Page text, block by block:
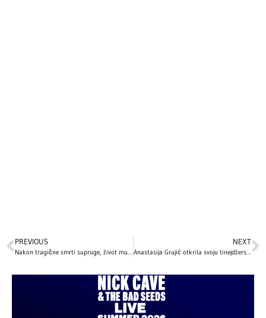
PREVIOUS
Nakon tragične smrti supruge, život mu je pružio drugu priliku: Emotivna ljubavna priča slavnog glumca slama srca, ali pruža i nadu
NEXT
Anastasija Grujić otkrila svoju tinejdžersku prošlost: Kako su estetski zahvati promijenili njen izgled